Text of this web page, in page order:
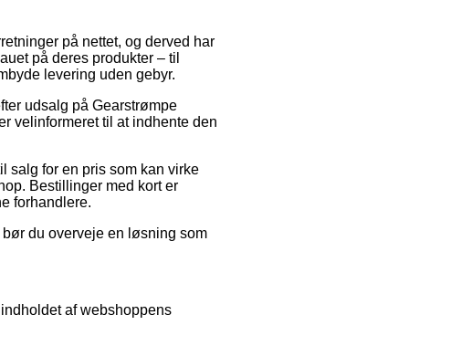
på nettet, og derved har
på deres produkter – til
levering uden gebyr.
udsalg på Gearstrømpe
velinformeret til at indhente den
salg for en pris som kan virke
Bestillinger med kort er
forhandlere.
du overveje en løsning som
af webshoppens